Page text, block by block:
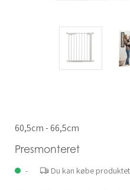
60,5cm - 66,5cm
Presmonteret
- Du kan købe